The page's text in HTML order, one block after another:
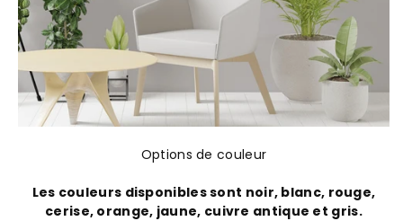
Options de couleur
Les couleurs disponibles sont noir, blanc, rouge,
cerise, orange, jaune, cuivre antique et gris.